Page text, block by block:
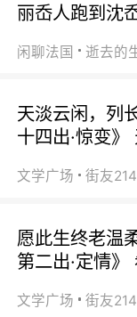
丽岙人跑到沈
闲聊法国 逝去的
天淡云闲，列
十四出·惊变
文学广场
愿此生终老温
第二出·定情
文学广场